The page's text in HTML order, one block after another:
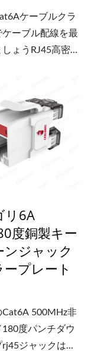
ケーブルクラ
ケーブル配線を最
ょうRJ45高密
リ6A
度銅製キー
ンジャック
ープレート
Cat6A 500MHz非
180度パンチダウ
rj45ジャックはカ